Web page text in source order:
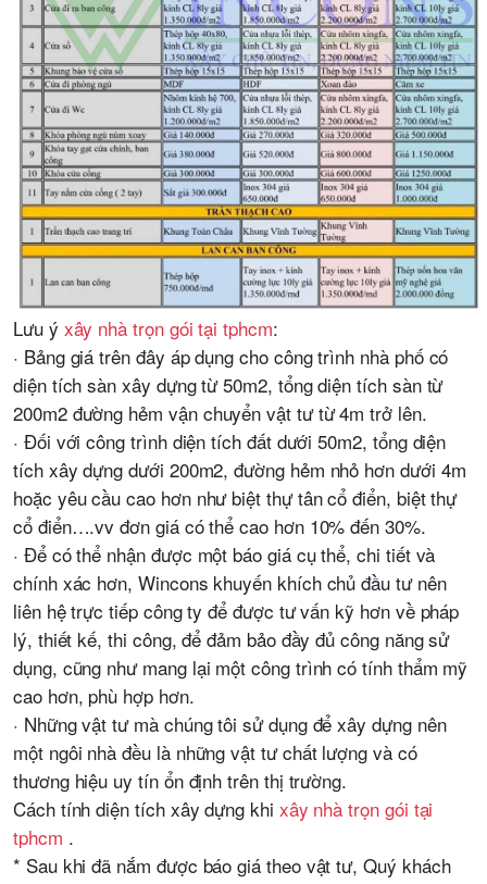
Lưu ý xây nhà trọn gói tại tphcm:
· Bảng giá trên đây áp dụng cho công trình nhà phố có
diện tích sàn xây dựng từ 50m2, tổng diện tích sàn từ
200m2 đường hẻm vận chuyển vật tư từ 4m trở lên.
· Đối với công trình diện tích đất dưới 50m2, tổng diện
tích xây dựng dưới 200m2, đường hẻm nhỏ hơn dưới 4m
hoặc yêu cầu cao hơn như biệt thự tân cổ điển, biệt thự
cổ điển….vv đơn giá có thể cao hơn 10% đến 30%.
· Để có thể nhận được một báo giá cụ thể, chi tiết và
chính xác hơn, Wincons khuyến khích chủ đầu tư nên
liên hệ trực tiếp công ty để được tư vấn kỹ hơn về pháp
lý, thiết kế, thi công, để đảm bảo đầy đủ công năng sử
dụng, cũng như mang lại một công trình có tính thẩm mỹ
cao hơn, phù hợp hơn.
· Những vật tư mà chúng tôi sử dụng để xây dựng nên
một ngôi nhà đều là những vật tư chất lượng và có
thương hiệu uy tín ổn định trên thị trường.
Cách tính diện tích xây dựng khi xây nhà trọn gói tại
tphcm .
* Sau khi đã nắm được báo giá theo vật tư, Quý khách